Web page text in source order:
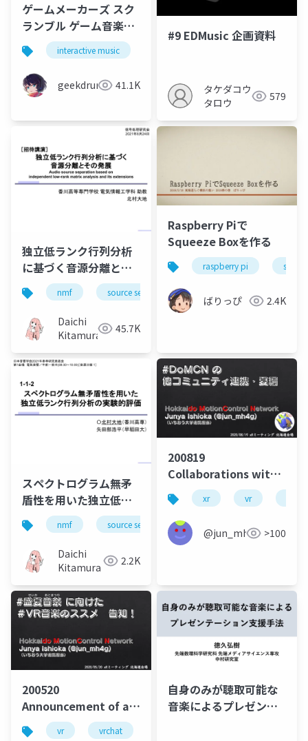
ゲームメーカーズ スク
ランブル ゲーム音楽を
彩る「インタラクティ
ブミュージック」の進
化の歴史
interactive music
geekdrums 41.1K
#9 EDMusic 企画資料
タケダコウ
タロウ
579
独立低ランク行列分析
に基づく音源分離とそ
の発展（Audio source
separation based on
independent low-
rank matrix analysis
and its extensions）
nmf source separation
Daichi
Kitamura
45.7K
Raspberry Piで
Squeeze Boxを作る
raspberry pi
ばりっぴ 2.4K
スペクトログラム無矛
盾性を用いた独立低ラ
ンク行列分析の実験的
評価
nmf source separation
Daichi
Kitamura
2.2K
200819
Collaborations with
other xR
communities:
Midsummer Music
Festival in VRChat
xr vr
@jun_mh4g>100
200520
Announcement of a
Series of Summer
vr vrchat
自身のみが聴取可能な
音楽によるプレゼンテ